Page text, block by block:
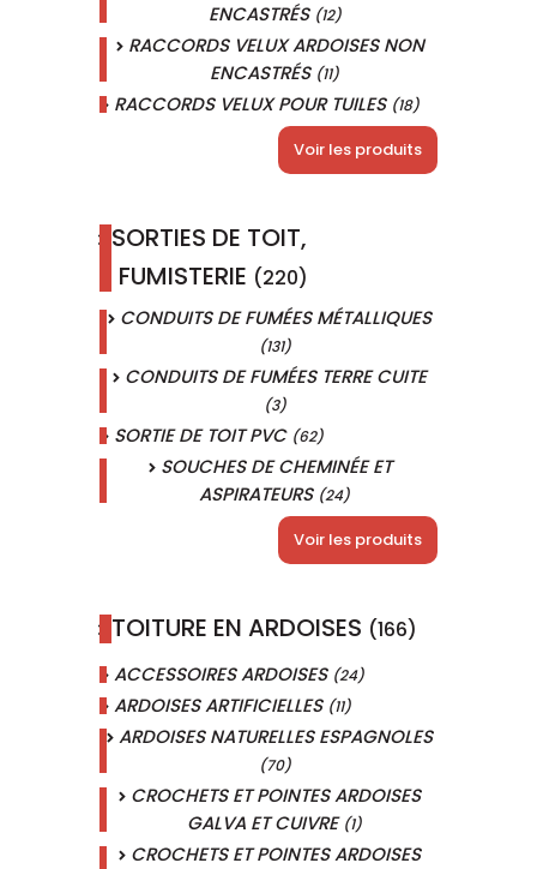
ENCASTRÉS (12)
RACCORDS VELUX ARDOISES NON
ENCASTRÉS (11)
RACCORDS VELUX POUR TUILES (18)
Voir les produits
SORTIES DE TOIT,
FUMISTERIE (220)
CONDUITS DE FUMÉES MÉTALLIQUES
(131)
CONDUITS DE FUMÉES TERRE CUITE
(3)
SORTIE DE TOIT PVC (62)
SOUCHES DE CHEMINÉE ET
ASPIRATEURS (24)
Voir les produits
TOITURE EN ARDOISES (166)
ACCESSOIRES ARDOISES (24)
ARDOISES ARTIFICIELLES (11)
ARDOISES NATURELLES ESPAGNOLES
(70)
CROCHETS ET POINTES ARDOISES
GALVA ET CUIVRE (1)
CROCHETS ET POINTES ARDOISES